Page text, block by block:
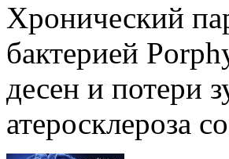
Хронический
бактерией
десен и потери
атеросклероза